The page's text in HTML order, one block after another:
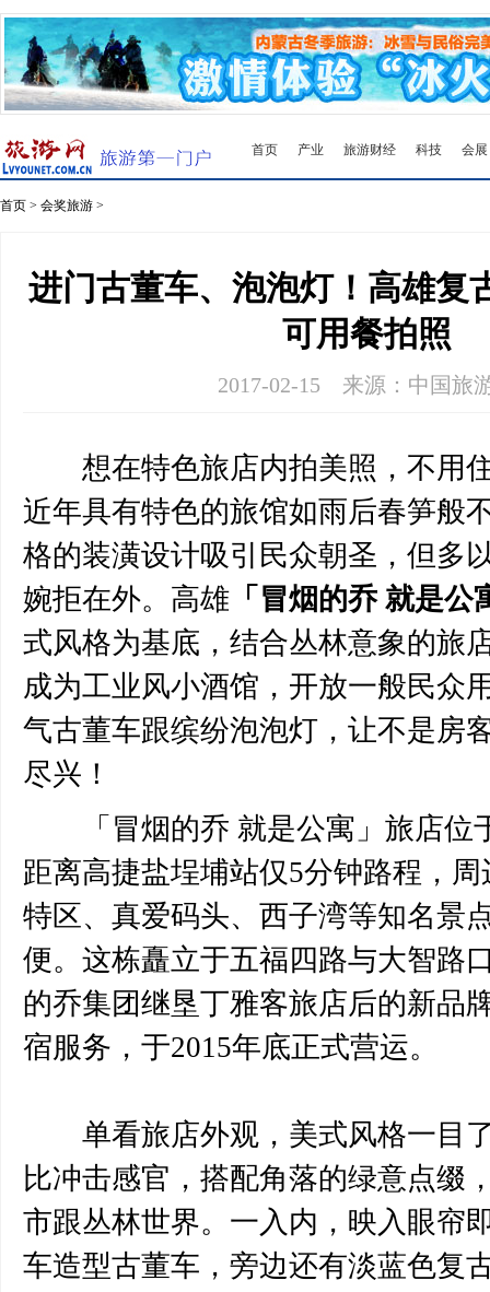
会展
科技
旅游财经
产业
首页
首页 > 会奖旅游 >
进门古董车、泡泡灯！高雄复
可用餐拍照
2017-02-15 来源：中国旅
想在特色旅店内拍美照，不用
近年具有特色的旅馆如雨后春笋般
格的装潢设计吸引民众朝圣，但多
婉拒在外。高雄 「冒烟的乔 就是公
式风格为基底，结合丛林意象的旅
成为工业风小酒馆，开放一般民众
气古董车跟缤纷泡泡灯，让不是房
尽兴！
「冒烟的乔 就是公寓」旅店位
距离高捷盐埕埔站仅5分钟路程，
特区、真爱码头、西子湾等知名景
便。这栋矗立于五福四路与大智路
的乔集团继垦丁雅客旅店后的新品
宿服务，于2015年底正式营运。
单看旅店外观，美式风格一目
比冲击感官，搭配角落的绿意点缀
市跟丛林世界。一入内，映入眼帘
车造型古董车，旁边还有淡蓝色复